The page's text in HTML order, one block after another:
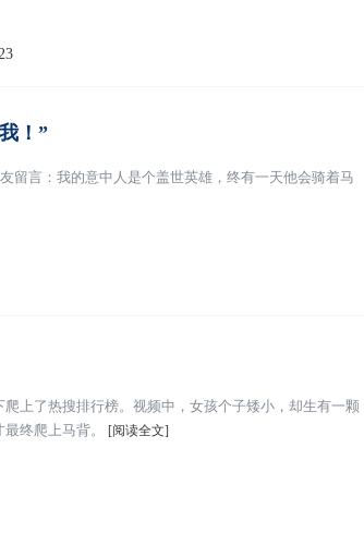
！”
留言：我的意中人是个盖世英雄，终有一天他会骑着马
上了热搜排行榜。视频中，女孩个子矮小，却生有一颗
终爬上马背。
[阅读全文]